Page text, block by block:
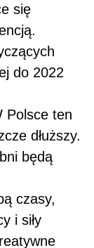
się
do 2022
Polsce ten
dłuższy.
będą
czasy,
i siły